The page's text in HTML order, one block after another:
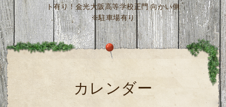
ト有り！金光大阪高等学校正門 向かい側
※駐車場有り
カレンダー